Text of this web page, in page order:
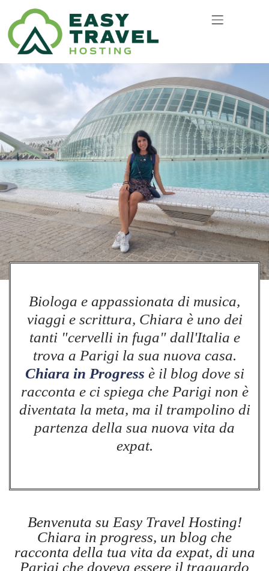
Biologa e appassionata di musica,
viaggi e scrittura, Chiara è uno dei
tanti "cervelli in fuga" dall'Italia e
trova a Parigi la sua nuova casa.
Chiara in Progress è il blog dove si
racconta e ci spiega che Parigi non è
diventata la meta, ma il trampolino di
partenza della sua nuova vita da
expat.
Benvenuta su Easy Travel Hosting!
Chiara in progress, un blog che
racconta della tua vita da expat, di una
Parigi che doveva essere il traguardo